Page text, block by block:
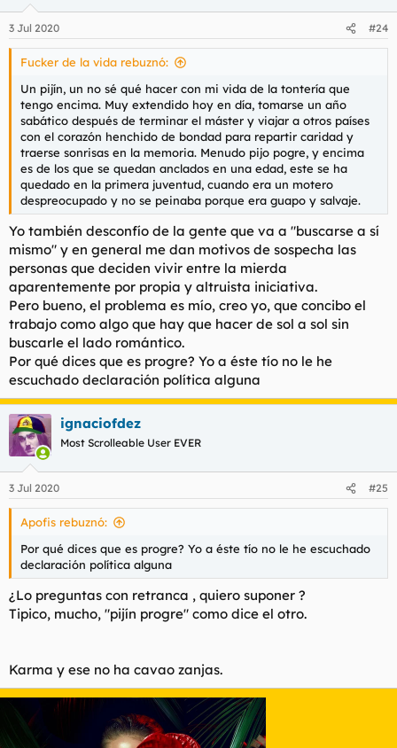
e
s
3 Jul 2020 #24
Fucker de la vida rebuznó:
Un pijín, un no sé qué hacer con mi vida de la tontería que
tengo encima. Muy extendido hoy en día, tomarse un año
sabático después de terminar el máster y viajar a otros países
con el corazón henchido de bondad para repartir caridad y
traerse sonrisas en la memoria. Menudo pijo pogre, y encima
es de los que se quedan anclados en una edad, este se ha
quedado en la primera juventud, cuando era un motero
despreocupado y no se peinaba porque era guapo y salvaje.
Yo también desconfío de la gente que va a "buscarse a sí
mismo" y en general me dan motivos de sospecha las
personas que deciden vivir entre la mierda
aparentemente por propia y altruista iniciativa.
Pero bueno, el problema es mío, creo yo, que concibo el
trabajo como algo que hay que hacer de sol a sol sin
buscarle el lado romántico.
Por qué dices que es progre? Yo a éste tío no le he
escuchado declaración política alguna
ignaciofdez
Most Scrolleable User EVER
3 Jul 2020 #25
Apofis rebuznó:
Por qué dices que es progre? Yo a éste tío no le he escuchado
declaración política alguna
¿Lo preguntas con retranca , quiero suponer ?
Tipico, mucho, "pijín progre" como dice el otro.
Karma y ese no ha cavao zanjas.